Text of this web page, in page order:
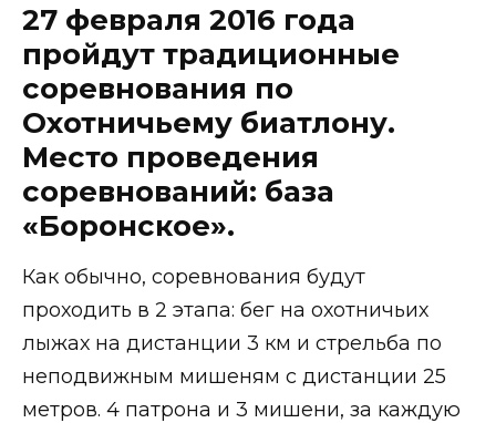
27 февраля 2016 года
пройдут традиционные
соревнования по
Охотничьему биатлону.
Место проведения
соревнований: база
«Боронское».
Как обычно, соревнования будут
проходить в 2 этапа: бег на охотничьих
лыжах на дистанции 3 км и стрельба по
неподвижным мишеням с дистанции 25
метров. 4 патрона и 3 мишени, за каждую